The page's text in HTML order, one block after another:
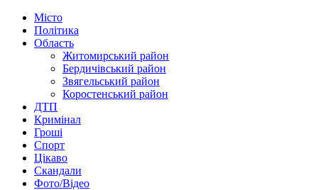
Місто
Політика
Область
Житомирський район
Бердичівський район
Звягельський район
Коростенський район
ДТП
Кримінал
Гроші
Спорт
Цікаво
Скандали
Фото/Відео